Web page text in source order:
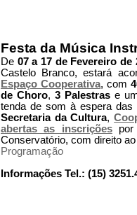
Festa da Música
De 07 a 17 de Fevereiro de
Castelo Branco, estará
Espaço Cooperativa, com
de Choro, 3 Palestras e
tenda de som à espera
Secretaria da Cultura,
abertas as inscriçõespor
Conservatório, com direito
Programação
Informações Tel.: (15)